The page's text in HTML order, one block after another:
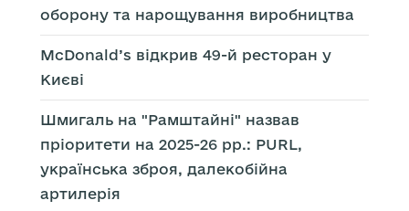
оборону та нарощування виробництва
McDonald’s відкрив 49-й ресторан у
Києві
Шмигаль на "Рамштайні" назвав
пріоритети на 2025-26 рр.: PURL,
українська зброя, далекобійна
артилерія